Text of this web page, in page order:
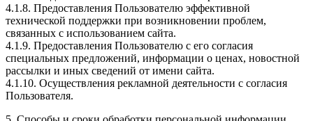
4.1.8. Предоставления Пользователю эффективной
технической поддержки при возникновении проблем,
связанных с использованием сайта.
4.1.9. Предоставления Пользователю с его согласия
специальных предложений, информации о ценах, новостной
рассылки и иных сведений от имени сайта.
4.1.10. Осуществления рекламной деятельности с согласия
Пользователя.